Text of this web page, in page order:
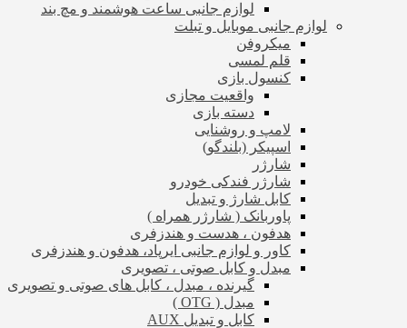
لوازم جانبی ساعت هوشمند و مچ بند
لوازم جانبی موبایل و تبلت
میکروفن
قلم لمسی
کنسول بازی
واقعیت مجازی
دسته بازی
لامپ و روشنایی
اسپیکر (بلندگو)
شارژر
شارژر فندکی خودرو
کابل شارژ و تبدیل
پاوربانک ( شارژر همراه )
هدفون ، هدست و هندزفری
کاور و لوازم جانبی ایرپاد، هدفون و هندزفری
مبدل و کابل صوتی ، تصویری
گیرنده ، مبدل ، کابل های صوتی و تصویری
مبدل ( OTG )
کابل و تبدیل AUX